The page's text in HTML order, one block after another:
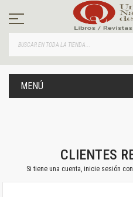
contenido
MENÚ
CLIENTES
Si tiene una cuenta, inicie sesión